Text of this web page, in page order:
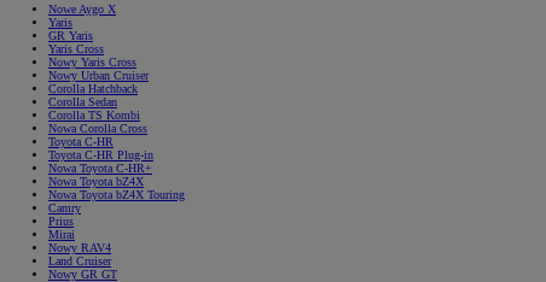
Nowe Aygo X
Yaris
GR Yaris
Yaris Cross
Nowy Yaris Cross
Nowy Urban Cruiser
Corolla Hatchback
Corolla Sedan
Corolla TS Kombi
Nowa Corolla Cross
Toyota C-HR
Toyota C-HR Plug-in
Nowa Toyota C-HR+
Nowa Toyota bZ4X
Nowa Toyota bZ4X Touring
Camry
Prius
Mirai
Nowy RAV4
Land Cruiser
Nowy GR GT